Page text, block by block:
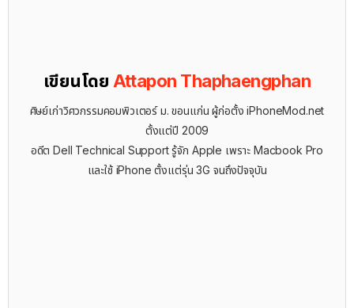
เขียนโดย Attapon Thaphaengphan
ศิษย์เก่าวิศวกรรมคอมพิวเตอร์ ม. ขอนแก่น ผู้ก่อตั้ง iPhoneMod.net
ตั้งแต่ปี 2009
อดีต Dell Technical Support รู้จัก ​Apple เพราะ Macbook Pro
และใช้ iPhone ตั้งแต่รุ่น 3G จนถึงปัจจุบัน